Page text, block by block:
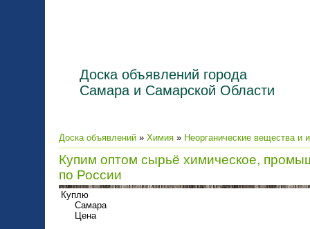
Доска объявлений города
Самара и Самарской Области
Доска объявлений » Химия » Неорганические вещества и
Купим оптом сырьё химическое,
по России
Куплю
Самара
Цена